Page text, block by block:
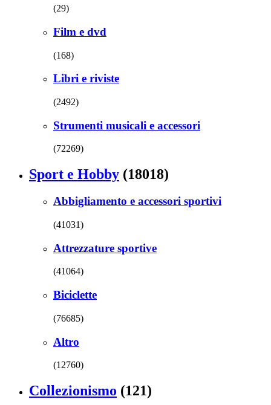
(29)
Film e dvd
(168)
Libri e riviste
(2492)
Strumenti musicali e accessori
(72269)
Sport e Hobby (18018)
Abbigliamento e accessori sportivi
(41031)
Attrezzature sportive
(41064)
Biciclette
(76685)
Altro
(12760)
Collezionismo (121)